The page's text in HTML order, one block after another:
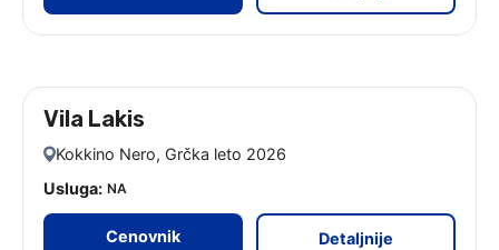
Vila Lakis
Kokkino Nero, Grčka leto 2026
Usluga: NA
Cenovnik Detaljnije